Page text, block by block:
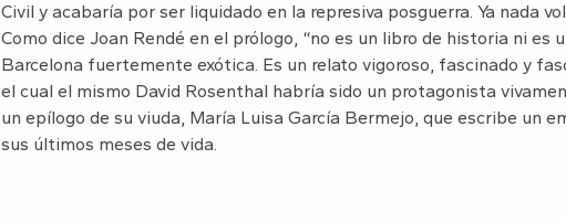
Civil y acabaría por ser liquidado en la represiva posguerra. Ya nada
Como dice Joan Rendé en el prólogo, “no es un libro de historia ni es
Barcelona fuertemente exótica. Es un relato vigoroso, fascinado y
el cual el mismo David Rosenthal habría sido un protagonista
un epílogo de su viuda, María Luisa García Bermejo, que escribe un
sus últimos meses de vida.